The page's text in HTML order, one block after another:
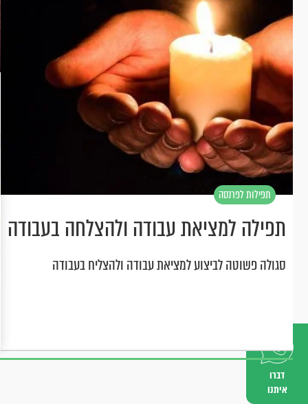
דברו
איתנו
תפילות לפרנסה
תפילה למציאת עבודה ולהצלחה בעבודה
סגולה פשוטה לביצוע למציאת עבודה ולהצליח בעבודה